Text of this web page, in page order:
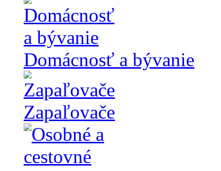
Domácnosť a bývanie
Zapaľovače